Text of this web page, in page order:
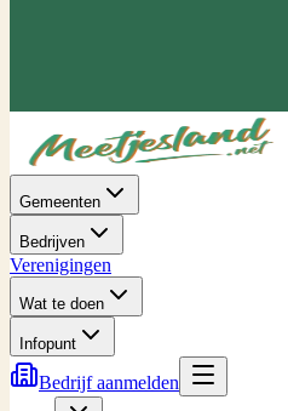
Gemeenten
Bedrijven
Verenigingen
Wat te doen
Infopunt
Bedrijf aanmelden